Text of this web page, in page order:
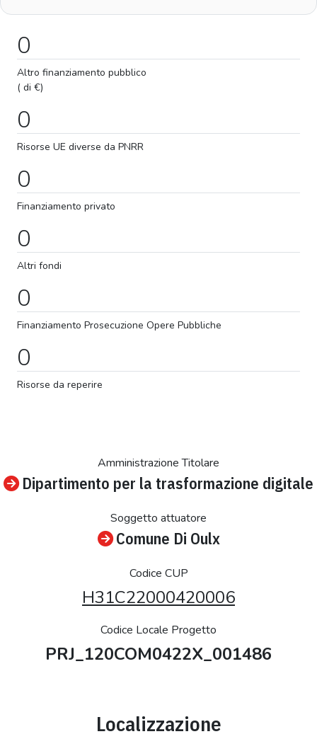
0
Altro finanziamento pubblico
( di €)
0
Risorse UE diverse da PNRR
0
Finanziamento privato
0
Altri fondi
0
Finanziamento Prosecuzione Opere Pubbliche
0
Risorse da reperire
Amministrazione Titolare
Dipartimento per la trasformazione digitale
Soggetto attuatore
Comune Di Oulx
Codice CUP
H31C22000420006
Codice Locale Progetto
PRJ_120COM0422X_001486
Localizzazione